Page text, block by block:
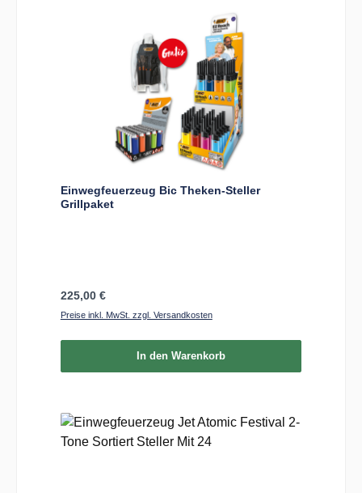
Einwegfeuerzeug Bic Theken-Steller
Grillpaket
Regulärer Preis:
225,00 €
Preise inkl. MwSt. zzgl. Versandkosten
In den Warenkorb